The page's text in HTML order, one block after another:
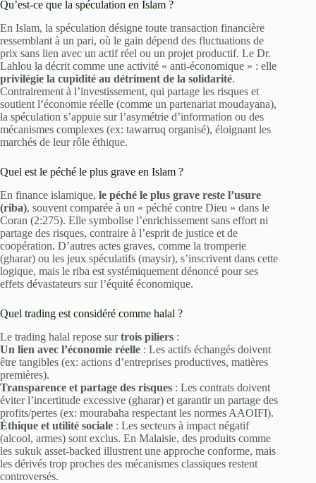
Qu’est-ce que la spéculation en Islam ?
En Islam, la spéculation désigne toute transaction financière
ressemblant à un pari, où le gain dépend des fluctuations de
prix sans lien avec un actif réel ou un projet productif. Le Dr.
Lahlou la décrit comme une activité « anti-économique » : elle
privilégie la cupidité au détriment de la solidarité.
Contrairement à l’investissement, qui partage les risques et
soutient l’économie réelle (comme un partenariat moudayana),
la spéculation s’appuie sur l’asymétrie d’information ou des
mécanismes complexes (ex: tawarruq organisé), éloignant les
marchés de leur rôle éthique.
Quel est le péché le plus grave en Islam ?
En finance islamique, le péché le plus grave reste l’usure
(riba), souvent comparée à un « péché contre Dieu » dans le
Coran (2:275). Elle symbolise l’enrichissement sans effort ni
partage des risques, contraire à l’esprit de justice et de
coopération. D’autres actes graves, comme la tromperie
(gharar) ou les jeux spéculatifs (maysir), s’inscrivent dans cette
logique, mais le riba est systémiquement dénoncé pour ses
effets dévastateurs sur l’équité économique.
Quel trading est considéré comme halal ?
Le trading halal repose surtrois piliers :
Un lien avec l’économie réelle : Les actifs échangés doivent
être tangibles (ex: actions d’entreprises productives, matières
premières).
Transparence et partage des risques : Les contrats doivent
éviter l’incertitude excessive (gharar) et garantir un partage des
profits/pertes (ex: mourabaha respectant les normes AAOIFI).
Éthique et utilité sociale : Les secteurs à impact négatif
(alcool, armes) sont exclus. En Malaisie, des produits comme
les sukuk asset-backed illustrent une approche conforme, mais
les dérivés trop proches des mécanismes classiques restent
controversés.